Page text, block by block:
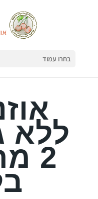
בחרו עמוד
ללא
2